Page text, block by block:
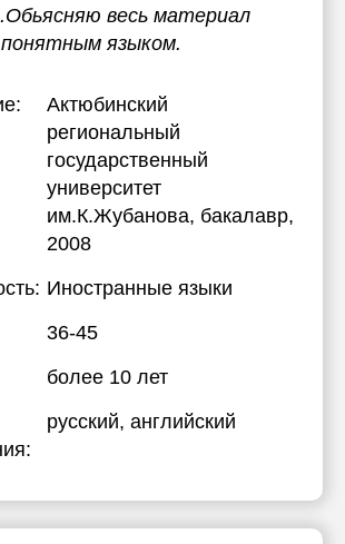
весь материал
языком.
Актюбинский
региональный
государственный
университет
им.К.Жубанова, бакалавр,
2008
Иностранные языки
36-45
более 10 лет
русский, английский